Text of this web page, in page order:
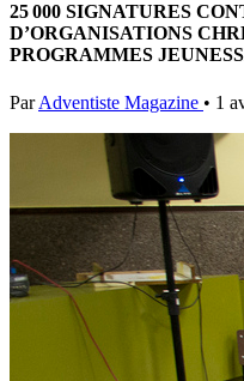
25 000 SIGNATURES
D’ORGANISATIONS
PROGRAMMES
Par Adventiste Magazine • 1